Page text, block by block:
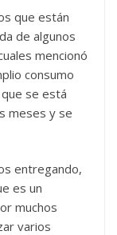
que están
de algunos
mencionó
consumo
se está
meses y se
entregando,
es un
muchos
varios